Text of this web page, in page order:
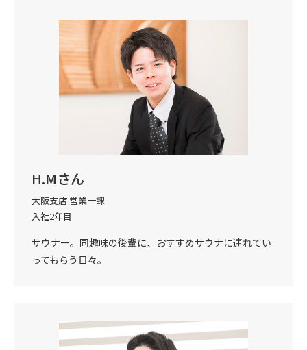
H.Mさん
大阪支店 営業一課
入社2年目
サウナー。同趣味の後輩に、おすすめサウナに連れてい
ってもらう日々。